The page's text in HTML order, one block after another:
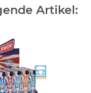
Artikel: